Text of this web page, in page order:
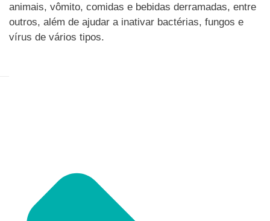
animais, vômito, comidas e bebidas derramadas, entre
outros, além de ajudar a inativar bactérias, fungos e
vírus de vários tipos.